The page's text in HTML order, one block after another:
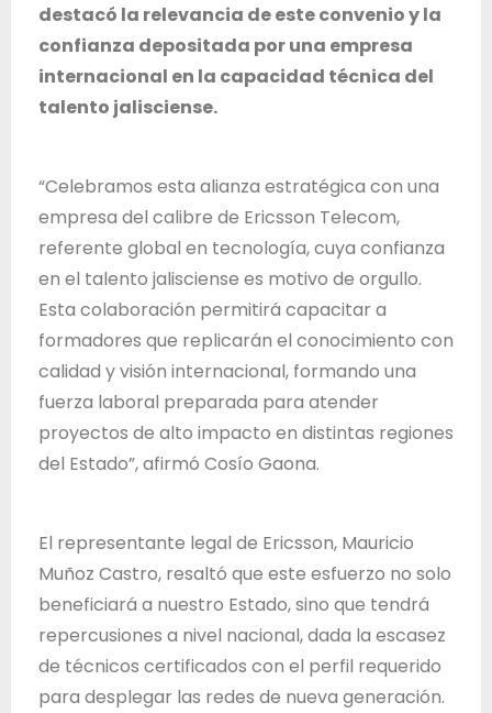
destacó la relevancia de este convenio y la
confianza depositada por una empresa
internacional en la capacidad técnica del
talento jalisciense.
“Celebramos esta alianza estratégica con una
empresa del calibre de Ericsson Telecom,
referente global en tecnología, cuya confianza
en el talento jalisciense es motivo de orgullo.
Esta colaboración permitirá capacitar a
formadores que replicarán el conocimiento con
calidad y visión internacional, formando una
fuerza laboral preparada para atender
proyectos de alto impacto en distintas regiones
del Estado”, afirmó Cosío Gaona.
El representante legal de Ericsson, Mauricio
Muñoz Castro, resaltó que este esfuerzo no solo
beneficiará a nuestro Estado, sino que tendrá
repercusiones a nivel nacional, dada la escasez
de técnicos certificados con el perfil requerido
para desplegar las redes de nueva generación.